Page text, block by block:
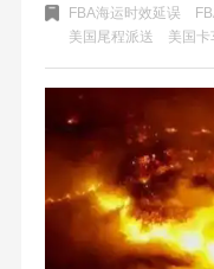
出库及末端配送时效预
知悉并做好相应准备
FBA海运时效延误
美国尾程派送
美国卡